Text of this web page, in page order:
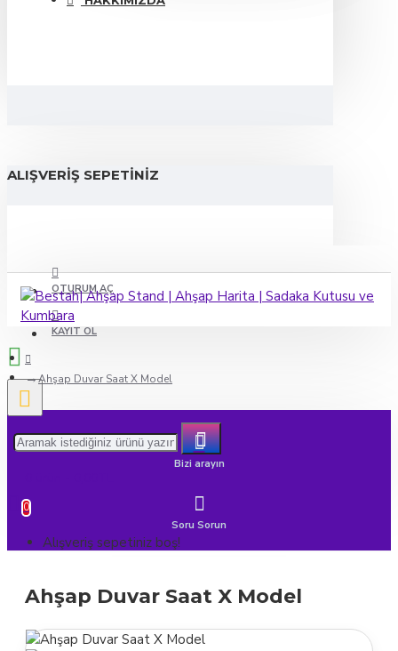
ALIŞVERIŞ SEPETINIZ
OTURUM AÇ
KAYIT OL
0
Alışveriş sepetiniz boş!
Ahşap Duvar Saat X Model
Bizi arayın
Soru Sorun
Ahşap Duvar Saat X Model